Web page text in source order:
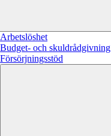
Arbetslöshet
Budget- och skuldrådgivning
Försörjningsstöd